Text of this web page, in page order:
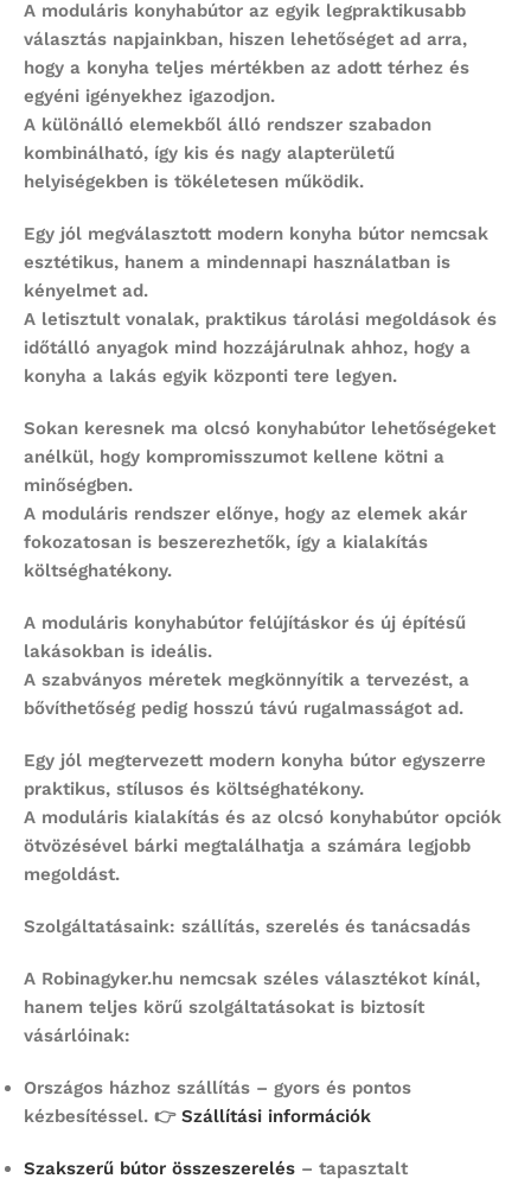
A moduláris konyhabútor az egyik legpraktikusabb
választás napjainkban, hiszen lehetőséget ad arra,
hogy a konyha teljes mértékben az adott térhez és
egyéni igényekhez igazodjon.
A különálló elemekből álló rendszer szabadon
kombinálható, így kis és nagy alapterületű
helyiségekben is tökéletesen működik.
Egy jól megválasztott modern konyha bútor nemcsak
esztétikus, hanem a mindennapi használatban is
kényelmet ad.
A letisztult vonalak, praktikus tárolási megoldások és
időtálló anyagok mind hozzájárulnak ahhoz, hogy a
konyha a lakás egyik központi tere legyen.
Sokan keresnek ma olcsó konyhabútor lehetőségeket
anélkül, hogy kompromisszumot kellene kötni a
minőségben.
A moduláris rendszer előnye, hogy az elemek akár
fokozatosan is beszerezhetők, így a kialakítás
költséghatékony.
A moduláris konyhabútor felújításkor és új építésű
lakásokban is ideális.
A szabványos méretek megkönnyítik a tervezést, a
bővíthetőség pedig hosszú távú rugalmasságot ad.
Egy jól megtervezett modern konyha bútor egyszerre
praktikus, stílusos és költséghatékony.
A moduláris kialakítás és az olcsó konyhabútor opciók
ötvözésével bárki megtalálhatja a számára legjobb
megoldást.
Szolgáltatásaink: szállítás, szerelés és tanácsadás
A Robinagyker.hu nemcsak széles választékot kínál,
hanem teljes körű szolgáltatásokat is biztosít
vásárlóinak:
Országos házhoz szállítás – gyors és pontos
kézbesítéssel. 👉 Szállítási információk
Szakszerű bútor összeszerelés – tapasztalt